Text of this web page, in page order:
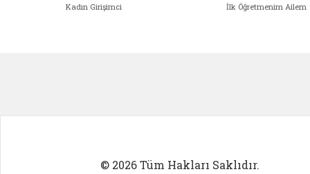
Kadın Girişimci İlk Öğretmenim Ailem
© 2026 Tüm Hakları Saklıdır.